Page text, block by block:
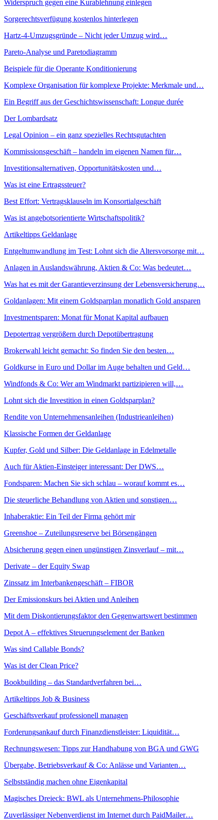
Widerspruch gegen eine Kurablehnung einlegen
Sorgerechtsverfügung kostenlos hinterlegen
Hartz-4-Umzugsgründe – Nicht jeder Umzug wird…
Pareto-Analyse und Paretodiagramm
Beispiele für die Operante Konditionierung
Komplexe Organisation für komplexe Projekte: Merkmale und…
Ein Begriff aus der Geschichtswissenschaft: Longue durée
Der Lombardsatz
Legal Opinion – ein ganz spezielles Rechtsgutachten
Kommissionsgeschäft – handeln im eigenen Namen für…
Investitionsalternativen, Opportunitätskosten und…
Was ist eine Ertragssteuer?
Best Effort: Vertragsklauseln im Konsortialgeschäft
Was ist angebotsorientierte Wirtschaftspolitik?
Artikeltipps Geldanlage
Entgeltumwandlung im Test: Lohnt sich die Altersvorsorge mit…
Anlagen in Auslandswährung, Aktien & Co: Was bedeutet…
Was hat es mit der Garantieverzinsung der Lebensversicherung…
Goldanlagen: Mit einem Goldsparplan monatlich Gold ansparen
Investmentsparen: Monat für Monat Kapital aufbauen
Depotertrag vergrößern durch Depotübertragung
Brokerwahl leicht gemacht: So finden Sie den besten…
Goldkurse in Euro und Dollar im Auge behalten und Geld…
Windfonds & Co: Wer am Windmarkt partizipieren will,…
Lohnt sich die Investition in einen Goldsparplan?
Rendite von Unternehmensanleihen (Industrieanleihen)
Klassische Formen der Geldanlage
Kupfer, Gold und Silber: Die Geldanlage in Edelmetalle
Auch für Aktien-Einsteiger interessant: Der DWS…
Fondsparen: Machen Sie sich schlau – worauf kommt es…
Die steuerliche Behandlung von Aktien und sonstigen…
Inhaberaktie: Ein Teil der Firma gehört mir
Greenshoe – Zuteilungsreserve bei Börsengängen
Absicherung gegen einen ungünstigen Zinsverlauf – mit…
Derivate – der Equity Swap
Zinssatz im Interbankengeschäft – FIBOR
Der Emissionskurs bei Aktien und Anleihen
Mit dem Diskontierungsfaktor den Gegenwartswert bestimmen
Depot A – effektives Steuerungselement der Banken
Was sind Callable Bonds?
Was ist der Clean Price?
Bookbuilding – das Standardverfahren bei…
Artikeltipps Job & Business
Geschäftsverkauf professionell managen
Forderungsankauf durch Finanzdienstleister: Liquidität…
Rechnungswesen: Tipps zur Handhabung von BGA und GWG
Übergabe, Betriebsverkauf & Co: Anlässe und Varianten…
Selbstständig machen ohne Eigenkapital
Magisches Dreieck: BWL als Unternehmens-Philosophie
Zuverlässiger Nebenverdienst im Internet durch PaidMailer…